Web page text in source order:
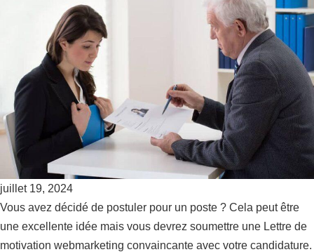
juillet 19, 2024
Vous avez décidé de postuler pour un poste ? Cela peut être
une excellente idée mais vous devrez soumettre une Lettre de
motivation webmarketing convaincante avec votre candidature.